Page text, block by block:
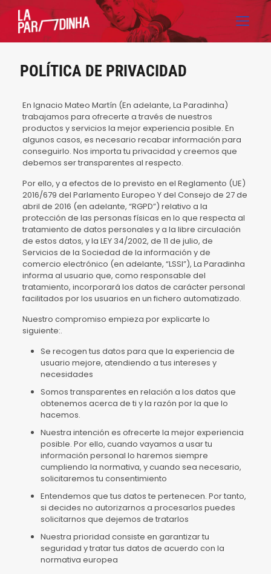
POLÍTICA DE PRIVACIDAD
En Ignacio Mateo Martín (En adelante, La Paradinha)
trabajamos para ofrecerte a través de nuestros
productos y servicios la mejor experiencia posible. En
algunos casos, es necesario recabar información para
conseguirlo. Nos importa tu privacidad y creemos que
debemos ser transparentes al respecto.
Por ello, y a efectos de lo previsto en el Reglamento (UE)
2016/679 del Parlamento Europeo Y del Consejo de 27 de
abril de 2016 (en adelante, “RGPD”) relativo a la
protección de las personas físicas en lo que respecta al
tratamiento de datos personales y a la libre circulación
de estos datos, y la LEY 34/2002, de 11 de julio, de
Servicios de la Sociedad de la información y de
comercio electrónico (en adelante, “LSSI”), La Paradinha
informa al usuario que, como responsable del
tratamiento, incorporará los datos de carácter personal
facilitados por los usuarios en un fichero automatizado.
Nuestro compromiso empieza por explicarte lo
siguiente:.
Se recogen tus datos para que la experiencia de
usuario mejore, atendiendo a tus intereses y
necesidades
Somos transparentes en relación a los datos que
obtenemos acerca de ti y la razón por la que lo
hacemos.
Nuestra intención es ofrecerte la mejor experiencia
posible. Por ello, cuando vayamos a usar tu
información personal lo haremos siempre
cumpliendo la normativa, y cuando sea necesario,
solicitaremos tu consentimiento
Entendemos que tus datos te pertenecen. Por tanto,
si decides no autorizarnos a procesarlos puedes
solicitarnos que dejemos de tratarlos
Nuestra prioridad consiste en garantizar tu
seguridad y tratar tus datos de acuerdo con la
normativa europea